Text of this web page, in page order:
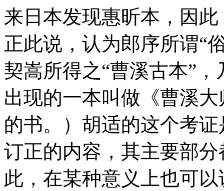
来日本发现惠昕本，因
正此说，认为郎序所谓“
契嵩所得之“曹溪古本”
出现的一本叫做《曹溪
的书。）胡适的这个考
订正的内容，其主要部
此，在某种意义上也可